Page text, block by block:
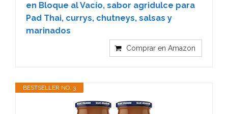
en Bloque al Vacío, sabor agridulce para
Pad Thai, currys, chutneys, salsas y
marinados
Comprar en Amazon
BESTSELLER NO. 3